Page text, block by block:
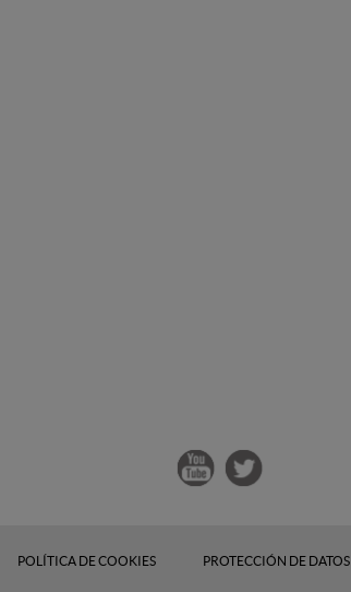
POLÍTICA DE COOKIES PROTECCIÓN DE DATOS